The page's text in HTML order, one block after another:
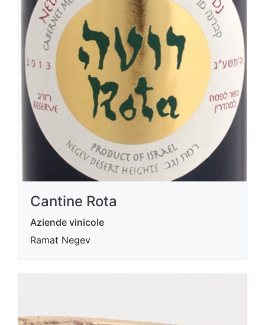
Cantine Rota
Aziende vinicole
Ramat Negev